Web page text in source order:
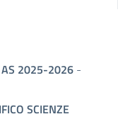
AS 2025-2026 -
SCIENZE